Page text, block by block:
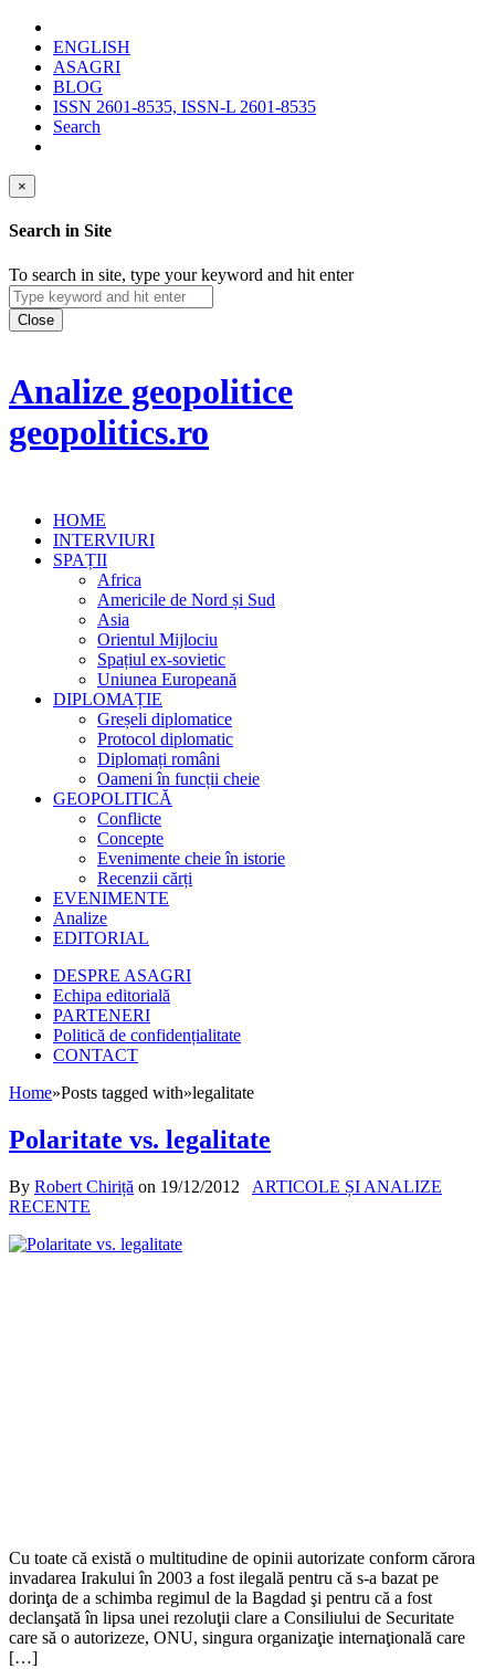
ENGLISH
ASAGRI
BLOG
ISSN 2601-8535, ISSN-L 2601-8535
Search
×
Search in Site
To search in site, type your keyword and hit enter
Close
Analize geopolitice
geopolitics.ro
HOME
INTERVIURI
SPAȚII
Africa
Americile de Nord și Sud
Asia
Orientul Mijlociu
Spațiul ex-sovietic
Uniunea Europeană
DIPLOMAȚIE
Greșeli diplomatice
Protocol diplomatic
Diplomați români
Oameni în funcții cheie
GEOPOLITICĂ
Conflicte
Concepte
Evenimente cheie în istorie
Recenzii cărți
EVENIMENTE
Analize
EDITORIAL
DESPRE ASAGRI
Echipa editorială
PARTENERI
Politică de confidențialitate
CONTACT
Home»Posts tagged with»legalitate
Polaritate vs. legalitate
By Robert Chiriță on 19/12/2012
ARTICOLE ȘI ANALIZE
RECENTE
Cu toate că există o multitudine de opinii autorizate conform cărora
invadarea Irakului în 2003 a fost ilegală pentru că s-a bazat pe
dorinţa de a schimba regimul de la Bagdad şi pentru că a fost
declanşată în lipsa unei rezoluţii clare a Consiliului de Securitate
care să o autorizeze, ONU, singura organizaţie internaţională care
[…]